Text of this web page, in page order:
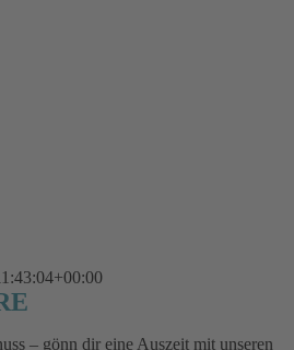
– gönn dir eine Auszeit mit unseren